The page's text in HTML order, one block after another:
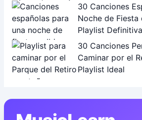
30 Canciones
Noche de Fiesta
Playlist
30 Canciones
Caminar por el
Playlist Ideal